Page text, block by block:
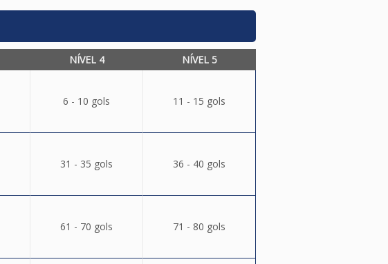
NÍVEL 4 NÍVEL 5
6 - 10 gols 11 - 15 gols
31 - 35 gols 36 - 40 gols
61 - 70 gols 71 - 80 gols